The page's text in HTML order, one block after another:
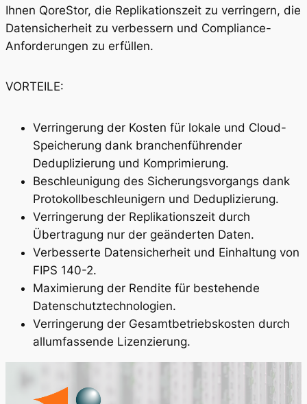
Ihnen QoreStor, die Replikationszeit zu verringern, die
Datensicherheit zu verbessern und Compliance-
Anforderungen zu erfüllen.
VORTEILE:
Verringerung der Kosten für lokale und Cloud-
Speicherung dank branchenführender
Deduplizierung und Komprimierung.
Beschleunigung des Sicherungsvorgangs dank
Protokollbeschleunigern und Deduplizierung.
Verringerung der Replikationszeit durch
Übertragung nur der geänderten Daten.
Verbesserte Datensicherheit und Einhaltung von
FIPS 140-2.
Maximierung der Rendite für bestehende
Datenschutztechnologien.
Verringerung der Gesamtbetriebskosten durch
allumfassende Lizenzierung.